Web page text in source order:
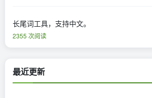
长尾词工具，支持中文。
2355 次阅读
最近更新